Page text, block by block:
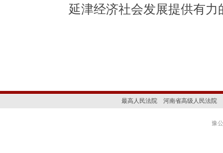
延津经济社会发展提供有力
最高人民法院 河南省高级人民法院
豫